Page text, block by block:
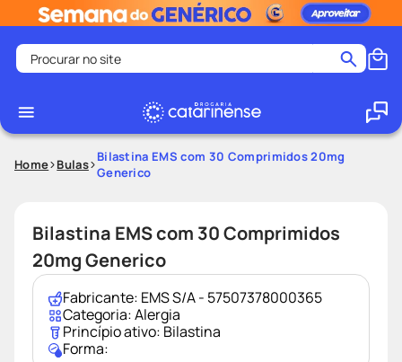
Procurar no site
1
medley
protetor solar facial
5º
tadalafila
6º
lenço umedecido
ozivy
protetor solar
fralda pampers
Home Bulas Bilastina EMS com 30 Comprimidos 20mg
Generico
Bilastina EMS com 30 Comprimidos
20mg Generico
Fabricante: EMS S/A - 57507378000365
Categoria:Alergia
Princípio ativo: Bilastina
Forma: